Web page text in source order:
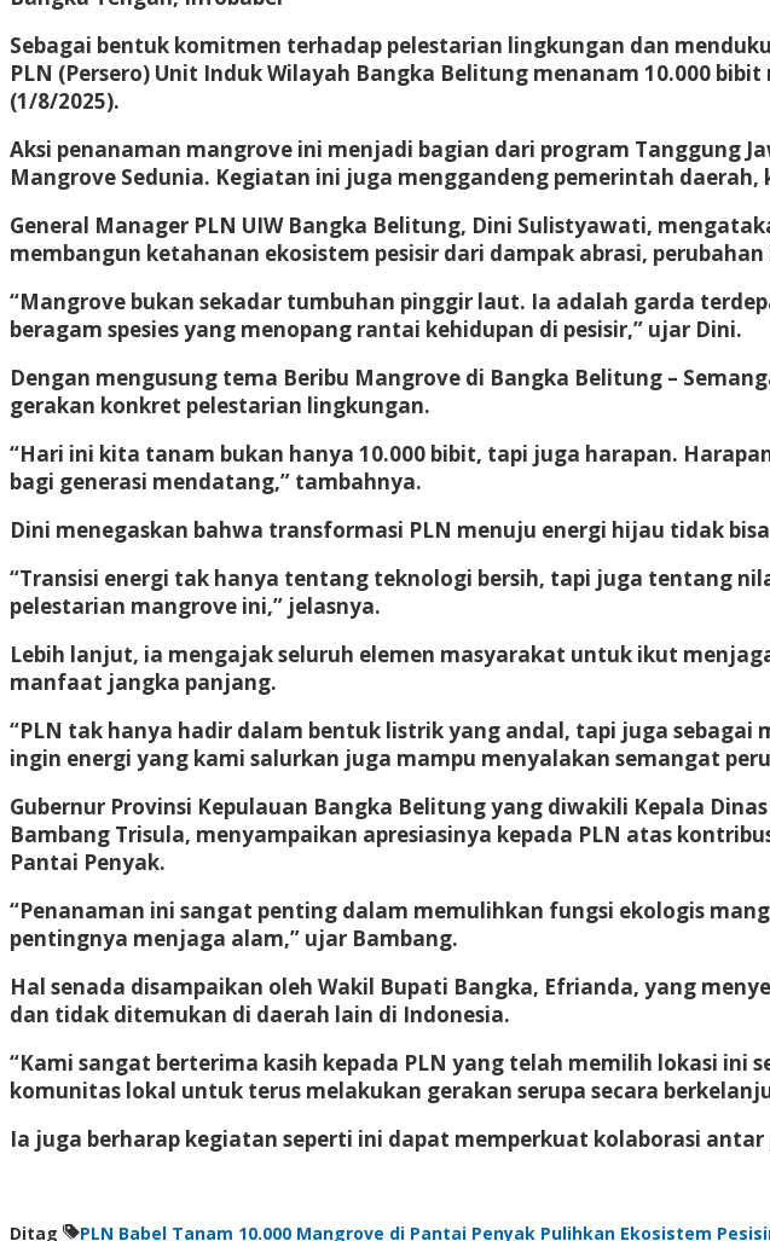
Sebagai bentuk komitmen terhadap pelestarian lingkungan dan
PLN (Persero) Unit Induk Wilayah Bangka Belitung menanam 10.000
(1/8/2025).
Aksi penanaman mangrove ini menjadi bagian dari program Tanggung
Mangrove Sedunia. Kegiatan ini juga menggandeng pemerintah
General Manager PLN UIW Bangka Belitung, Dini Sulistyawati,
membangun ketahanan ekosistem pesisir dari dampak abrasi,
“Mangrove bukan sekadar tumbuhan pinggir laut. Ia adalah garda
beragam spesies yang menopang rantai kehidupan di pesisir,” ujar Dini.
Dengan mengusung tema Beribu Mangrove di Bangka Belitung –
gerakan konkret pelestarian lingkungan.
“Hari ini kita tanam bukan hanya 10.000 bibit, tapi juga harapan.
bagi generasi mendatang,” tambahnya.
Dini menegaskan bahwa transformasi PLN menuju energi hijau tidak
“Transisi energi tak hanya tentang teknologi bersih, tapi juga tentang
pelestarian mangrove ini,” jelasnya.
Lebih lanjut, ia mengajak seluruh elemen masyarakat untuk ikut
manfaat jangka panjang.
“PLN tak hanya hadir dalam bentuk listrik yang andal, tapi juga
ingin energi yang kami salurkan juga mampu menyalakan semangat
Gubernur Provinsi Kepulauan Bangka Belitung yang diwakili Kepala
Bambang Trisula, menyampaikan apresiasinya kepada PLN atas
Pantai Penyak.
“Penanaman ini sangat penting dalam memulihkan fungsi ekologis
pentingnya menjaga alam,” ujar Bambang.
Hal senada disampaikan oleh Wakil Bupati Bangka, Efrianda, yang
dan tidak ditemukan di daerah lain di Indonesia.
“Kami sangat berterima kasih kepada PLN yang telah memilih lokasi
komunitas lokal untuk terus melakukan gerakan serupa secara
Ia juga berharap kegiatan seperti ini dapat memperkuat kolaborasi
Ditag PLN Babel Tanam 10.000 Mangrove di Pantai Penyak Pulihkan Ekosistem